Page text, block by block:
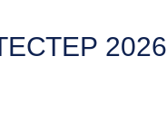
2026